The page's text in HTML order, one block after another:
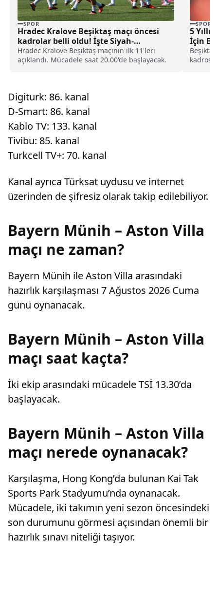
SPOR
Hradec Kralove Beşiktaş maçı öncesi
kadrolar belli oldu! İşte Siyah-
Beyazlıların 11’i
Hradec Kralove Beşiktaş maçının ilk 11'leri
açıklandı. Mücadele saat 20.00'de başlayacak.
SPOR
5
İçin
Digiturk: 86. kanal
D-Smart: 86. kanal
Kablo TV: 133. kanal
Tivibu: 85. kanal
Turkcell TV+: 70. kanal
Kanal ayrıca Türksat uydusu ve internet
üzerinden de şifresiz olarak takip edilebiliyor.
Bayern Münih – Aston Villa
maçı ne zaman?
Bayern Münih ile Aston Villa arasındaki
hazırlık karşılaşması 7 Ağustos 2026 Cuma
günü oynanacak.
Bayern Münih – Aston Villa
maçı saat kaçta?
İki ekip arasındaki mücadele TSİ 13.30’da
başlayacak.
Bayern Münih – Aston Villa
maçı nerede oynanacak?
Karşılaşma, Hong Kong’da bulunan Kai Tak
Sports Park Stadyumu’nda oynanacak.
Mücadele, iki takımın yeni sezon öncesindeki
son durumunu görmesi açısından önemli bir
hazırlık sınavı niteliği taşıyor.